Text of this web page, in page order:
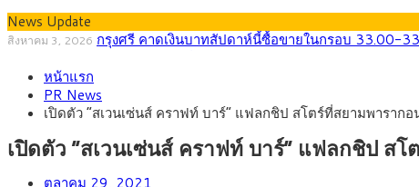
News Update
สิงหาคม 3, 2026 กรุงศรี คาดเงินบาทสัปดาห์นี้ซื้อขายในกรอบ 33.00-
กรกฎาคม 27, 2026
กรกฎาคม 27, 2026
สิงหาคม 5, 2026 ครม.ไฟเขียวหลักการ ร่าง พ.ร.ฎ. เปิดทาง รฟม.เดินหน้
สิงหาคม 4, 2026 สธ.ชี้ รพ.รัฐแบกรับผู้ป่วยบัตรทอง 87% แต่ได้งบรายหั
หน้าแรก
PR News
เปิดตัว “สเวนเซ่นส์ คราฟท์ บาร์” แฟลกชิป สโตร์ที่สยามพาราก
เปิดตัว “สเวนเซ่นส์ คราฟท์ บาร์” แฟลกชิป ส
ตุลาคม 29, 2021